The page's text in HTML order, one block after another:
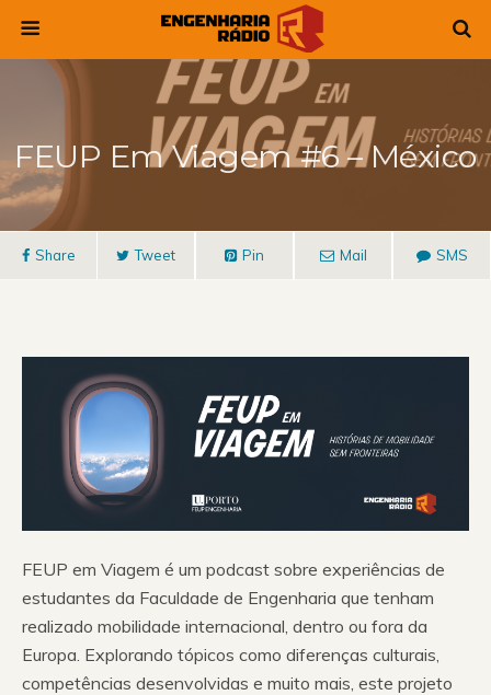
FEUP Em Viagem #6 – México
Share Tweet Pin Mail SMS
FEUP em Viagem é um podcast sobre experiências de
estudantes da Faculdade de Engenharia que tenham
realizado mobilidade internacional, dentro ou fora da
Europa. Explorando tópicos como diferenças culturais,
competências desenvolvidas e muito mais, este projeto